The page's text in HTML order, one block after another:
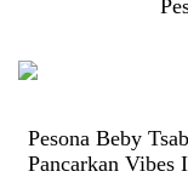
Pesona Beby
Pancarkan Vibes